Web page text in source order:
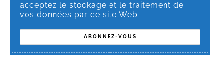
acceptez le stockage et le traitement de
vos données par ce site Web.